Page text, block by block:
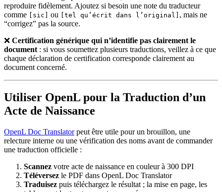
reproduire fidèlement. Ajoutez si besoin une note du traducteur
comme
[sic] ou [tel qu’écrit dans l’original] , mais ne
“corrigez” pas la source.
❌ Certification générique qui n’identifie pas clairement le
document : si vous soumettez plusieurs traductions, veillez à ce que
chaque déclaration de certification corresponde clairement au
document concerné.
Utiliser OpenL pour la Traduction d’un
Acte de Naissance
OpenL Doc Translatorpeut être utile pour un brouillon, une
relecture interne ou une vérification des noms avant de commander
une traduction officielle :
Scannez votre acte de naissance en couleur à 300 DPI
Téléversez le PDF dans OpenL Doc Translator
Traduisez puis téléchargez le résultat ; la mise en page, les